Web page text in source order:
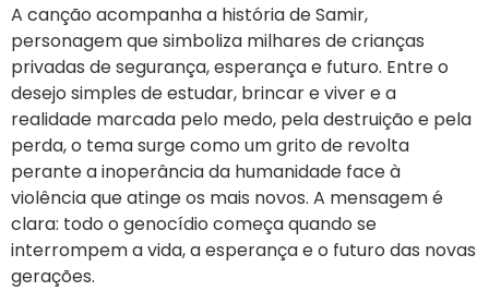
A canção acompanha a história de Samir,
personagem que simboliza milhares de crianças
privadas de segurança, esperança e futuro. Entre o
desejo simples de estudar, brincar e viver e a
realidade marcada pelo medo, pela destruição e pela
perda, o tema surge como um grito de revolta
perante a inoperância da humanidade face à
violência que atinge os mais novos. A mensagem é
clara: todo o genocídio começa quando se
interrompem a vida, a esperança e o futuro das novas
gerações.